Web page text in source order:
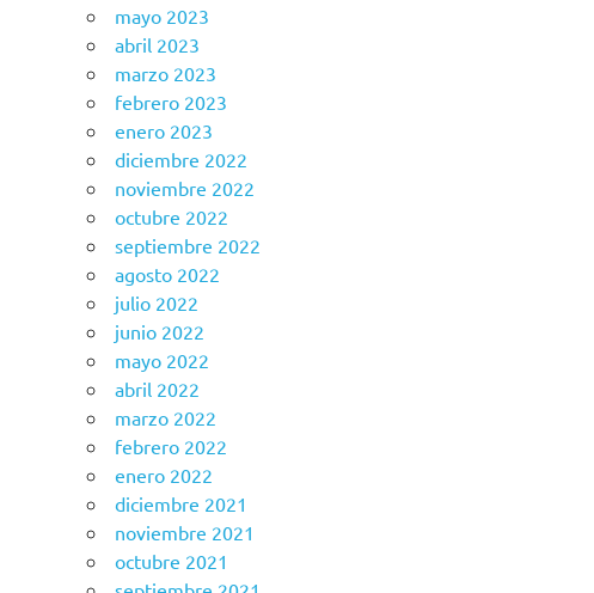
mayo 2023
abril 2023
marzo 2023
febrero 2023
enero 2023
diciembre 2022
noviembre 2022
octubre 2022
septiembre 2022
agosto 2022
julio 2022
junio 2022
mayo 2022
abril 2022
marzo 2022
febrero 2022
enero 2022
diciembre 2021
noviembre 2021
octubre 2021